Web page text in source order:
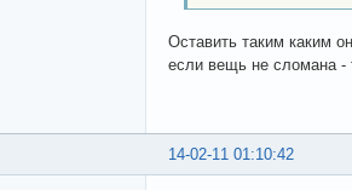
Оставить таким каким
если вещь не сломана -
14-02-11 01:10:42